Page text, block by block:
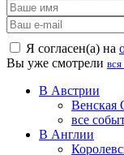
Я согласен(а) на
Вы уже смотрели
В Австрии
Венская
все
В Англии